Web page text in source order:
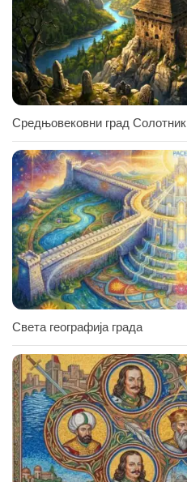
Средњовековни град Солотник
Света географија града